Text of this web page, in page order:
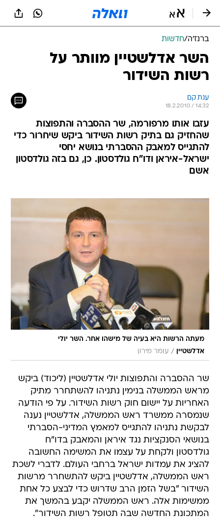
ברנז'ה/חדשות
השר אדלשטיין מוותר על
רשות השידור
ענת קם
18.2.2010 / 14:32
עזבו אותו מרפורמה, שר ההסברה והתפוצות
שהחזיק גם בתיק רשות השידור ביקש שיחרור כדי
להתגייס למאבק ההסברתי בנושא יחסי
ישראל-איראן ודו"ח גולדסטון. כן, גם בזה גולדסטון
אשם
מעתה הרשות היא בעיה של מישהו אחר. השר יולי
אדלשטיין
/ עומר מירון
שר ההסברה והתפוצות יולי אדלשטיין (ליכוד) ביקש
מראש הממשלה בנימין נתניהו להשתחרר מתיק
האחריות על יישום חוק רשות השידור. על פי הודעה
שנמסרה ממשרד ראש הממשלה, אדלשטיין נענה
לבקשת נתניהו להתגייס למאמץ המדיני-הסברתי
בנושאי הסנקציות נגד איראן והמאבק בדו"ח
גולדסטון ולקחת על עצמו את המשימה החשובה
להציג את עמדות ישראל ברחבי העולם. לדברי לשכת
ראש הממשלה, אדלשטיין ביקש להתשחרר מרשות
השידור "בשל הזמן הרב שדרוש כדי לבצע כל אחת
ממשימות אלה. ראש הממשלה יקבע בהמשך את
המתכונת החדשה שבה תטופל רשות השידור".